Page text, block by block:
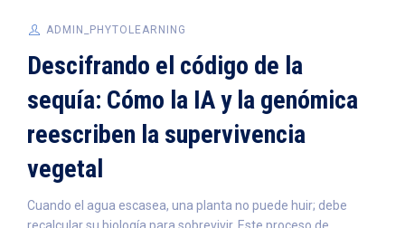
ADMIN_PHYTOLEARNING
Descifrando el código de la
sequía: Cómo la IA y la genómica
reescriben la supervivencia
vegetal
Cuando el agua escasea, una planta no puede huir; debe
recalcular su biología para sobrevivir. Este proceso de